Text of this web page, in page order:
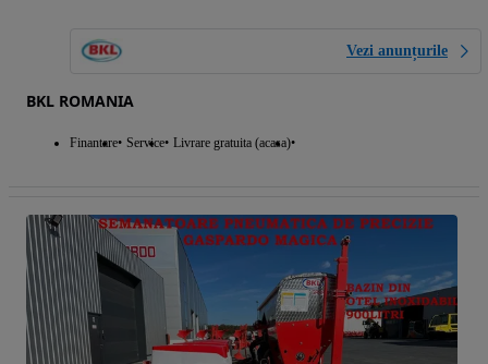
Vezi anunțurile
BKL ROMANIA
Finantare Service Livrare gratuita (acasa)